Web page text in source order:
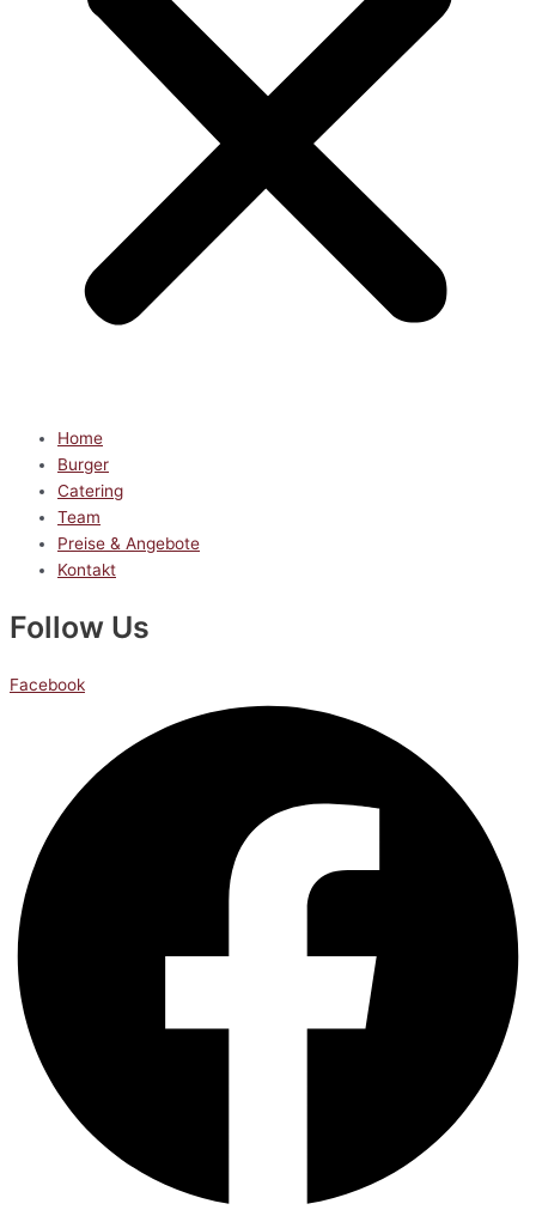
Home
Burger
Catering
Team
Preise & Angebote
Kontakt
Follow Us
Facebook